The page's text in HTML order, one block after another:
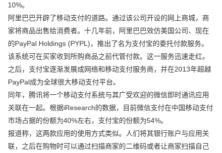
10%。
阿里巴巴开辟了移动支付的道路。通过该公司开设的网上商城，商
家将商品出售给消费者。十几年前，阿里巴巴效仿美国公司、现在
的PayPal Holdings (PYPL)，推出了名为支付宝的委托付款服务。
该系统可在买家收到所购商品之前代管付款。这一服务迅速走红。
之后，支付宝逐渐发展成网络和移动支付服务商，并在2013年超越
PayPal成为全球很大移动支付平台。
同年，腾讯将一个移动支付系统与其广受欢迎的微信即时通讯应用
关联在一起。根据iResearch的数据，目前微信支付在中国移动支付
市场占据的份额为40%左右，支付宝的份额为54%。
报道称，这两款应用的使用方式类似。人们将其银行账户与应用关
联，之后在购物时可以通过扫描商家的二维码或者让商家扫描自己